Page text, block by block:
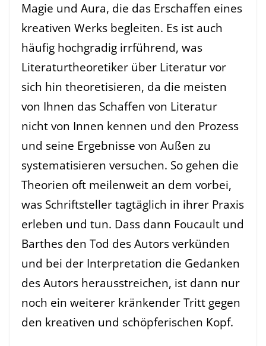
Magie und Aura, die das Erschaffen eines
kreativen Werks begleiten. Es ist auch
häufig hochgradig irrführend, was
Literaturtheoretiker über Literatur vor
sich hin theoretisieren, da die meisten
von Ihnen das Schaffen von Literatur
nicht von Innen kennen und den Prozess
und seine Ergebnisse von Außen zu
systematisieren versuchen. So gehen die
Theorien oft meilenweit an dem vorbei,
was Schriftsteller tagtäglich in ihrer Praxis
erleben und tun. Dass dann Foucault und
Barthes den Tod des Autors verkünden
und bei der Interpretation die Gedanken
des Autors herausstreichen, ist dann nur
noch ein weiterer kränkender Tritt gegen
den kreativen und schöpferischen Kopf.